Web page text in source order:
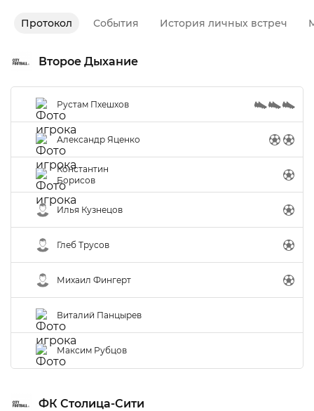
Протокол События История личных встреч
Второе Дыхание
Рустам Пхешхов
Александр Яценко
Константин
Борисов
Илья Кузнецов
Глеб Трусов
Михаил Фингерт
Виталий Панцырев
Максим Рубцов
ФК Столица-Сити